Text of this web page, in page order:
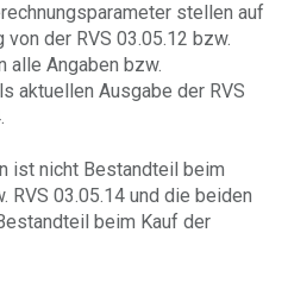
stellen auf
der RVS 03.05.12 bzw.
alle Angaben bzw.
aktuellen Ausgabe der RVS
ist nicht Bestandteil beim
RVS 03.05.14 und die beiden
beim Kauf der